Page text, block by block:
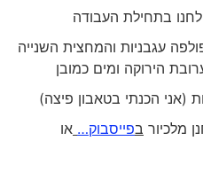
בתחילת העבודה
עגבניות והמחצית השנייה
הירוקה ומים כמובן
בפייסבוק… או